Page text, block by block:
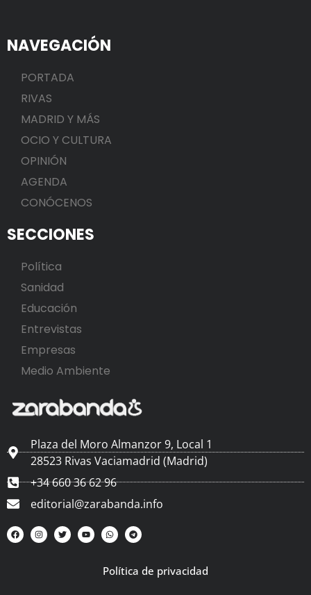
NAVEGACIÓN
PORTADA
RIVAS
MADRID Y MÁS
OCIO Y CULTURA
OPINIÓN
AGENDA
CONÓCENOS
SECCIONES
Política
Sanidad
Educación
Entrevistas
Empresas
Medio Ambiente
Plaza del Moro Almanzor 9, Local 1
28523 Rivas Vaciamadrid (Madrid)
+34 660 36 62 96
editorial@zarabanda.info
Política de privacidad